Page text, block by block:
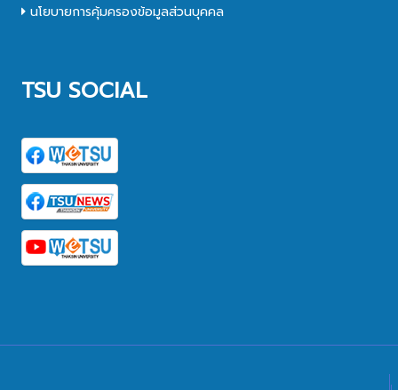
นโยบายการคุ้มครองข้อมูลส่วนบุคคล
TSU SOCIAL